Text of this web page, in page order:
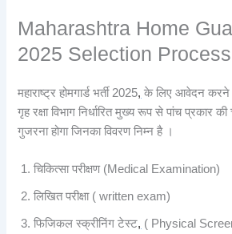
Maharashtra Home
2025 Selection Process
महाराष्ट्र होमगार्ड भर्ती 2025, के लिए आवेदन करने
गृह रक्षा विभाग निर्धारित मुख्य रूप से पांच प्रकार
गुजरना होगा जिनका विवरण निम्न है ।
चिकित्सा परीक्षण (Medical Examination)
लिखित परीक्षा ( written exam)
फिजिकल स्क्रीनिंग टेस्ट, ( Physical